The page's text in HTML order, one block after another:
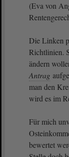
(Eva von
Die Linken
Richtlinien.
ändern
Antrag
man den
wird es im
Für mich
bewertet